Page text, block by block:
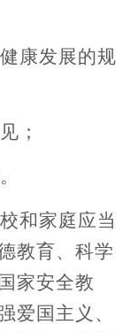
康发展的规
；
和家庭应当
教育、科学
家安全教
爱国主义、